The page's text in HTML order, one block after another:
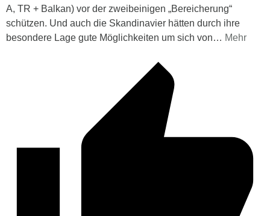
A, TR + Balkan) vor der zweibeinigen „Bereicherung“
schützen. Und auch die Skandinavier hätten durch ihre
besondere Lage gute Möglichkeiten um sich von… Mehr